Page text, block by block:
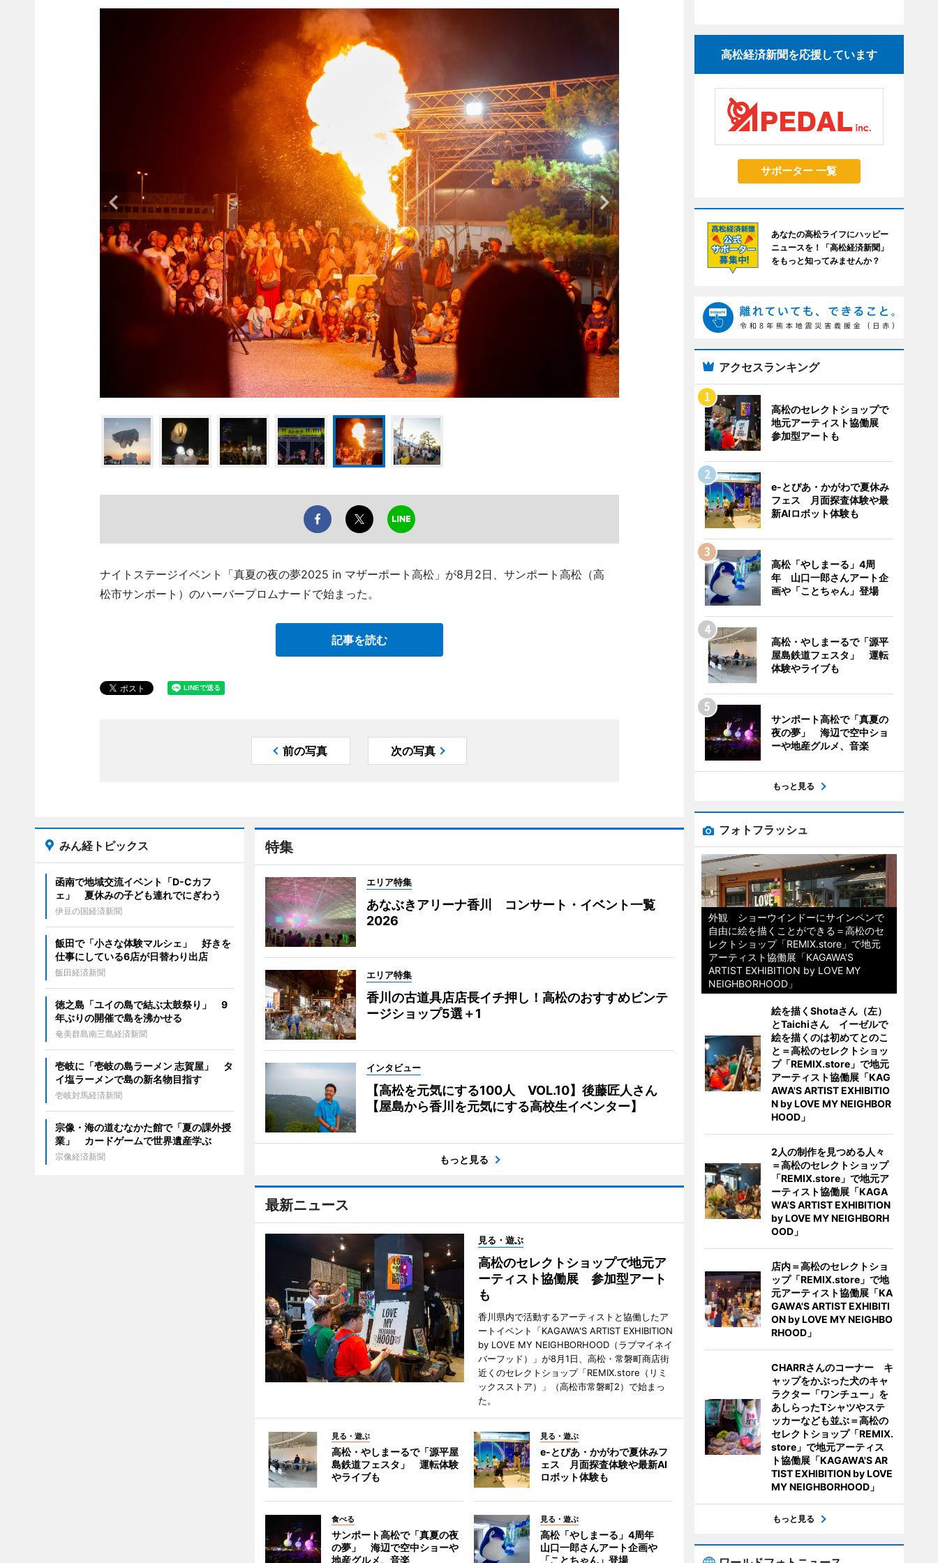
ナイトステージイベント「真夏の夜の夢2025 in マザーポート高松」が8月2日、サンポート高松（高
松市サンポート）のハーバープロムナードで始まった。
記事を読む
前の写真 次の写真
特集
エリア特集
あなぶきアリーナ香川 コンサート・イベント一覧
2026
エリア特集
香川の古道具店店長イチ押し！高松のおすすめビンテ
ージショップ5選＋1
インタビュー
【高松を元気にする100人 VOL.10】後藤匠人さん
【屋島から香川を元気にする高校生イベンター】
もっと見る
最新ニュース
見る・遊ぶ
高松のセレクトショップで地元ア
ーティスト協働展 参加型アート
も
香川県内で活動するアーティストと協働したア
ートイベント「KAGAWA'S ARTIST EXHIBITION
by LOVE MY NEIGHBORHOOD（ラブマイネイ
バーフッド）」が8月1日、高松・常磐町商店街
近くのセレクトショップ「REMIX.store（リミ
ックスストア）」（高松市常磐町2）で始まっ
た。
見る・遊ぶ
高松・やしまーるで「源平屋
島鉄道フェスタ」 運転体験
やライブも
見る・遊ぶ
e-とぴあ・かがわで夏休みフ
ェス 月面探査体験や最新AI
ロボット体験も
食べる
サンポート高松で「真夏の夜
の夢」 海辺で空中ショーや
地産グルメ、音楽
見る・遊ぶ
高松「やしまーる」4周年
山口一郎さんアート企画や
「ことちゃん」登場
みん経トピックス
函南で地域交流イベント「D-Cカフ
ェ」 夏休みの子ども連れでにぎわう
伊豆の国経済新聞
飯田で「小さな体験マルシェ」 好きを
仕事にしている6店が日替わり出店
飯田経済新聞
徳之島「ユイの島で結ぶ太鼓祭り」 9
年ぶりの開催で島を沸かせる
奄美群島南三島経済新聞
壱岐に「壱岐の島ラーメン 志賀屋」 タ
イ塩ラーメンで島の新名物目指す
壱岐対馬経済新聞
宗像・海の道むなかた館で「夏の課外授
業」 カードゲームで世界遺産学ぶ
宗像経済新聞
高松経済新聞を応援しています
サポーター 一覧
あなたの高松ライフにハッピー
ニュースを！「高松経済新聞」
をもっと知ってみませんか？
アクセスランキング
高松のセレクトショップで
地元アーティスト協働展
参加型アートも
e-とぴあ・かがわで夏休み
フェス 月面探査体験や最
新AIロボット体験も
高松「やしまーる」4周
年 山口一郎さんアート企
画や「ことちゃん」登場
高松・やしまーるで「源平
屋島鉄道フェスタ」 運転
体験やライブも
サンポート高松で「真夏の
夜の夢」 海辺で空中ショ
ーや地産グルメ、音楽
もっと見る
フォトフラッシュ
外観 ショーウインドーにサインペンで
自由に絵を描くことができる＝高松のセ
レクトショップ「REMIX.store」で地元
アーティスト協働展「KAGAWA'S
ARTIST EXHIBITION by LOVE MY
NEIGHBORHOOD」
絵を描くShotaさん（左）
とTaichiさん イーゼルで
絵を描くのは初めてとのこ
と＝高松のセレクトショッ
プ「REMIX.store」で地元
アーティスト協働展「KAG
AWA'S ARTIST EXHIBITIO
N by LOVE MY NEIGHBOR
HOOD」
2人の制作を見つめる人々
＝高松のセレクトショップ
「REMIX.store」で地元ア
ーティスト協働展「KAGA
WA'S ARTIST EXHIBITION
by LOVE MY NEIGHBORH
OOD」
店内＝高松のセレクトショ
ップ「REMIX.store」で地
元アーティスト協働展「KA
GAWA'S ARTIST EXHIBITI
ON by LOVE MY NEIGHBO
RHOOD」
CHARRさんのコーナー キ
ャップをかぶった犬のキャ
ラクター「ワンチュー」を
あしらったTシャツやステ
ッカーなども並ぶ＝高松の
セレクトショップ「REMIX.
store」で地元アーティス
ト協働展「KAGAWA'S AR
TIST EXHIBITION by LOVE
MY NEIGHBORHOOD」
もっと見る